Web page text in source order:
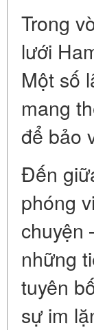
Trong
lưới
Một số
mang
để bảo
Đến
phóng
chuyện
những
tuyên
sự im